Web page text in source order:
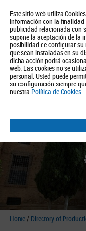
Este sitio web utiliza
información con la finalidad
publicidad relacionada con
supone la aceptación de la
posibilidad de configurar su
que sean instaladas en su
dicha acción podrá
web. Las cookies no se
personal. Usted puede
su configuración siempre
nuestra Política de Cookies.
About us Tourism Política
Home/ Directory of